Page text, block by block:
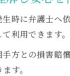
弁護士費用特
家族や同居親
弁護士特約利
護士費用特約の
時に弁護士へ
利用できます。
方との損害
す。